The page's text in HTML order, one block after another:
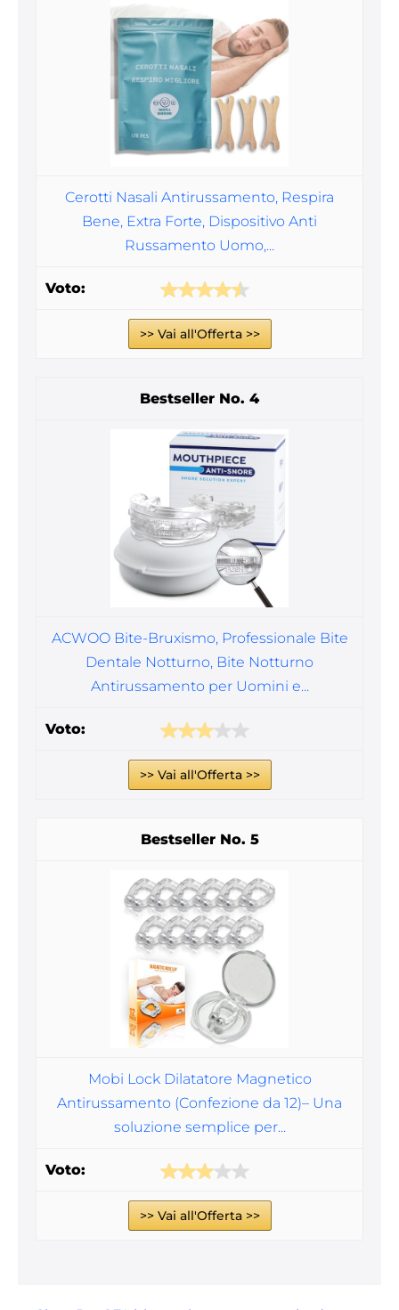
Cerotti Nasali Antirussamento, Respira
Bene, Extra Forte, Dispositivo Anti
Russamento Uomo,...
>> Vai all'Offerta >>
4
ACWOO Bite-Bruxismo, Professionale Bite
Dentale Notturno, Bite Notturno
Antirussamento per Uomini e...
>> Vai all'Offerta >>
5
Mobi Lock Dilatatore Magnetico
Antirussamento (Confezione da 12)– Una
soluzione semplice per...
>> Vai all'Offerta >>